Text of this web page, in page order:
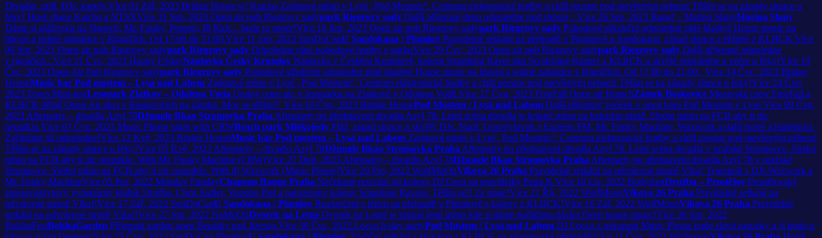
Divadlo, grill, DJs, kapely.Více 01 Zář, 2023 Bridge House w/ Katcha Zajímavé místo v Lysé „Pod Mostem“. Centrum elektronické hudby a chill prostor pod otevřeným nebem! Těším se na západy slunce u
řeky! Host: djane Katcha a NTSXVíce 31 Srp, 2023 Open air pub Riegrovy sadypark Riegrovy sady Další příjemné deep odpoledne pod stromy ..Více 26 Srp, 2023 Bang! – Marina SlapyMarina Slapy
Dáme si plážovku na Slapech, Mr. Funky, Pepson, Ill Rick .. bude to super!Více 16 Srp, 2023 Open air pub Riegrovy sadypark Riegrovy sady Pohodové středeční odpoledne plné hladivé House music na
hlavní a jediné zahrádce v Rígráčích. Od 17:00 do 21:00.Více 11 Srp, 2023 SunDoCanU Sandokana / Plumlov Pravidelné setkání na přehradě v Plumlově u Sandokana, západ slunce a přátelé z KLBCK.Více
09 Srp, 2023 Open air pub Riegrovy sadypark Riegrovy sady Odpoledne plné pohodové hudby v parkuVíce 29 Čvc, 2023 Open air pub Riegrovy sadypark Riegrovy sady Další příjemné odpoledne
v rígráčích ..Více 21 Čvc, 2023 Happy FridayNáplavka Český Krumlov Náplavka v Českém Krumlově, kolega Smashing Raver aka Scratching Rapper z KLBCK a skvělé odpoledne a večer u řeky!Více 19
Čvc, 2023 Open Air Pub Riegrovy sadypark Riegrovy sady Pohodové středeční odpoledne plné hladivé House music na hlavní a jediné zahrádce v Rígráčích. Od 17:00 do 21:00. Více 14 Čvc, 2023 Bridge
HouseMusic bar Pod mostem – Lysá nad Labem Zajímavé místo v Lysé „Pod Mostem“. Centrum elektronické hudby a chill prostor pod otevřeným nebem! Těším se na západy slunce u řeky!Více 24 Čvn,
2023 Town Mini-festLesopark Zlatkov – Odolena Voda Útulný open air, v lesoparku na Zlatkově v Odolene Vodě.Více 17 Čvn, 2023 FreeFall Open air BranchZámek Boskovice Moravské crew FreeFall a
KLBCK dělají Open Air akci v Boskovicích na zámku. Moc se těším!! Více 10 Čvn, 2023 Bridge HousePod Mostem / Lysá nad Labem Další příjemný večírek v open baru Pod Mostem v Lysé.Více 09 Čvn,
2023 Afterparty – divadlo Azyl 78Džungle Bkao Stromovka Praha Afterparty po představení divadla Azyl 78. Letní scéna divadla je krásné místo na krásném místě. Sleduj místo na FCB aby ti nic
neuniklo.Více 03 Čvn, 2023 Music Please night with CRWBeach park Mlékojedy Pláž, západ slunce a skvělý DJs. Např. Groovyluvah z Express FM, Mr. Funky Machine, Waxwork a další hosté a hudebníci.
Začínáme již odpoledne!Více 12 Kvě, 2023 Bridge HouseMusic bar Pod mostem – Lysá nad Labem Zajímavé místo v Lysé „Pod Mostem“. Centrum elektronické hudby a chill prostor pod otevřeným nebem!
Těším se na západy slunce u řeky!Více 05 Kvě, 2023 Afterparty – divadlo Azyl 78Džungle Bkao Stromovka Praha Afterparty po představení divadla Azyl 78. Letní scéna divadla v pražské Stromovce. Sleduj
místo na FCB aby ti nic neuniklo. With Mr. Funky Machine (CRW)Více 27 Dub, 2023 Afterparty – divadlo Azyl 78Džungle Bkao Stromovka Praha Afterparty po představení divadla Azyl 78 v pražské
Stromovce. Sleduj místo na FCB aby ti nic neuniklo. With dj Waxwork (Music Please)Více 29 Pro, 2022 WolfMoOnVlkova 26 Praha Pravidelné setkání na odvrácené straně Vlka! Tentokrát s DJs Waxwork a
Mr. Funky MachineVíce 05 Pro, 2022 Monday FundayChapeau Rouge Praha Nečekané pozvání od kolegy DJ Gruu na pravidelky Petra K.Více 18 Lis, 2022 BodyshotDružba – Prostějov Prostějovský
atomovokrytový vymazlený klubík Družba, Chris Sadler, Voodoo Piet a narozeniny kolegy Smashing Ravera. Těším se!! 2x stage!Více 21 Říj, 2022 WolfMoonVlkova 26 Praha Pravidelné setkání na
odvrácené straně Vlka!!Více 17 Zář, 2022 SunDoCanU Sandokana / Plumlov Rozloučení s létem na přehradě v Plumlově s kolegy z KLBCK!Více 16 Zář, 2022 WolfMoonVlkova 26 Praha Pravidelné
setkání na odvrácené straně Vlka!!Více 27 Srp, 2022 NaMoOnDvorek na Letné Dvorek na Letné je krásné letní místo kde si dáme pořádnou dávku Deep house music!Více 20 Srp, 2022
BolshaFestBolshaGarden Příjemná garden open Benátky nad Jizerou.Více 30 Čvc, 2022 Locco b-day partyPod Mostem / Lysá nad Labem DJ Locco z uskupení Music Please bude slavit narozky a já budu u